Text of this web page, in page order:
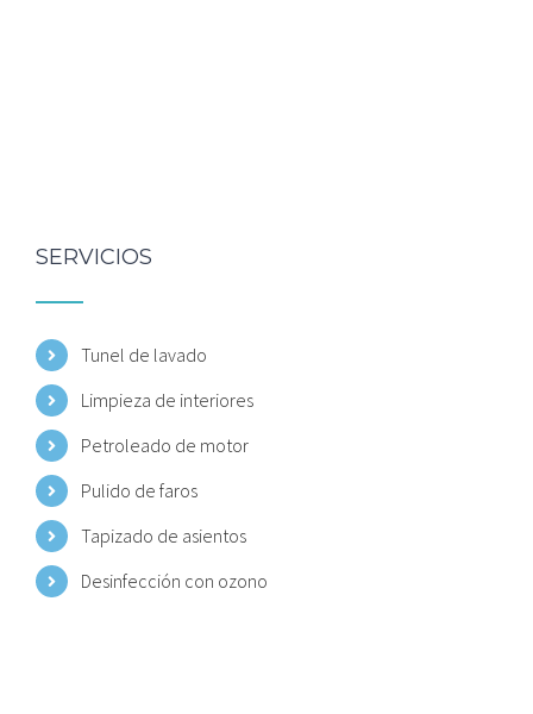
SERVICIOS
Tunel de lavado
Limpieza de interiores
Petroleado de motor
Pulido de faros
Tapizado de asientos
Desinfección con ozono